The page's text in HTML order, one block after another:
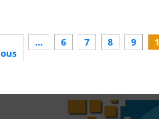
Previous
page
… 6 7 8 9